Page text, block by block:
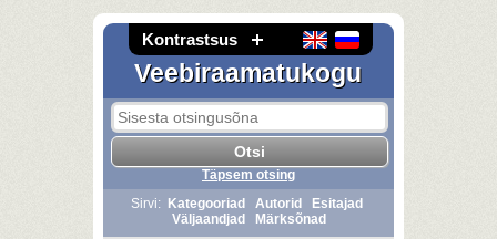
Kontrastsus
Veebiraamatukogu
Täpsem otsing
Sirvi:
Kategooriad Autorid
Esitajad
Väljaandjad
Märksõnad